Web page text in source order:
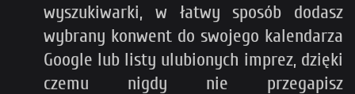
wyszukiwarki, w łatwy sposób dodasz
wybrany konwent do swojego kalendarza
Google lub listy ulubionych imprez, dzięki
czemu nigdy nie przegapisz